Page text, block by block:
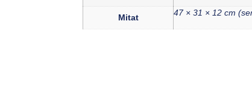
Mitat 47 × 31 × 12 cm